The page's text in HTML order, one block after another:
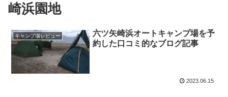
崎浜園地
キャンプ場レビュー
六ツ矢崎浜オートキャンプ場を予
約した口コミ的なブログ記事
2023.06.15